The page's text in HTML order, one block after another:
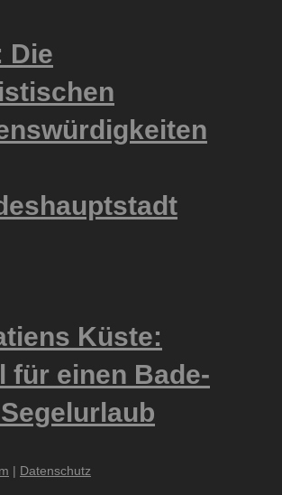
Die
Küste:
für einen Bade-
| Datenschutz